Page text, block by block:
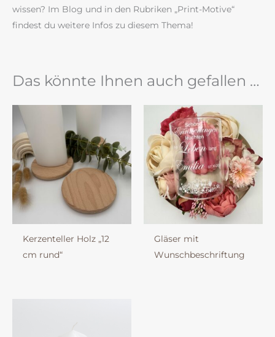
wissen? Im Blog und in den Rubriken „Print-Motive“
findest du weitere Infos zu diesem Thema!
Das könnte Ihnen auch gefallen …
Kerzenteller Holz „12
cm rund“
Gläser mit
Wunschbeschriftung